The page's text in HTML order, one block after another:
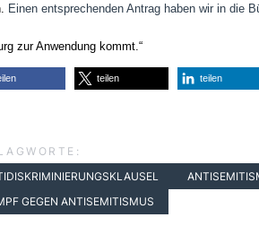
Einen entsprechenden Antrag haben wir in die
zur Anwendung kommt.“
teilen teilen
GEGEN ANTISEMITISMUS